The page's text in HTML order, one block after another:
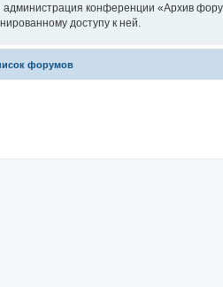
конференции «Архив
доступу к ней.
форумов